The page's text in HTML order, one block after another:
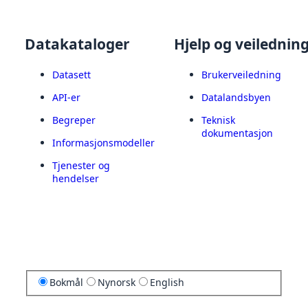
Datakataloger
Datasett
API-er
Begreper
Informasjonsmodeller
Tjenester og
hendelser
Hjelp og
Brukerveiledning
Datalandsbyen
Teknisk
dokumentasjon
Bokmål Nynorsk English